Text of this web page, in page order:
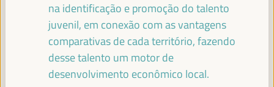
JOSÉ LUIS GARCÍA MARTÍN
Vice-Presidente da FAMSI, Vice-Prefeito e Chefe da Área
de Atenção Preferencial Bairros e Direitos Sociais... -
Fundo Andaluz de Municípios para a Solidariedade
na identificação e promoção do talento
juvenil, em conexão com as vantagens
comparativas de cada território, fazendo
desse talento um motor de
desenvolvimento econômico local.